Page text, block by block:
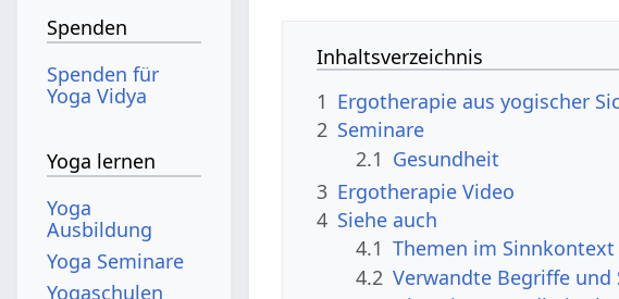
Inhaltsverzeichnis
1 Ergotherapie aus yogischer
2 Seminare
2.1 Gesundheit
3 Ergotherapie Video
4 Siehe auch
4.1 Themen im
4.2 Verwandte Begriffe
Spenden
Spenden für
Yoga Vidya
Yoga lernen
Yoga
Ausbildung
Yoga Seminare
Yogaschulen